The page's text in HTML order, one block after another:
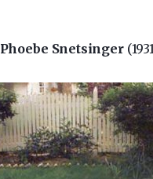
Phoebe Snetsinger